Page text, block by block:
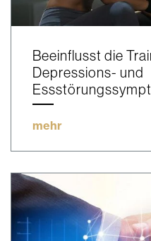
Beeinflusst die
Depressions- und
mehr